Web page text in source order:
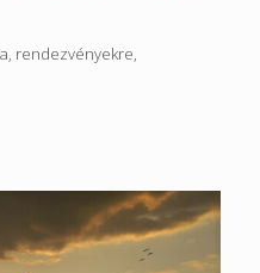
rendezvényekre,